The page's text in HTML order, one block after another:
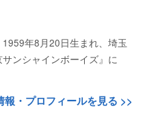
年8月20日生まれ、埼玉
ンシャインボーイズ』に
・プロフィールを見る >>